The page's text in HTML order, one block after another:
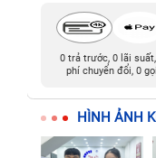
0 trả trước, 0 lãi
phí chuyển đổi, 0 gọi
HÌNH ẢNH